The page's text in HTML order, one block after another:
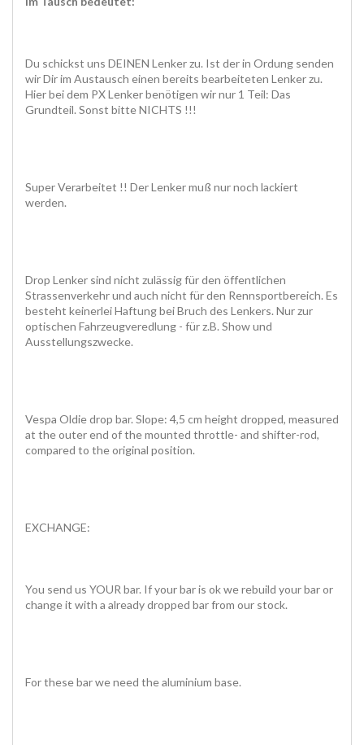
Du schickst uns DEINEN Lenker zu. Ist der in Ordung senden
wir Dir im Austausch einen bereits bearbeiteten Lenker zu.
Hier bei dem PX Lenker benötigen wir nur 1 Teil: Das
Grundteil. Sonst bitte NICHTS !!!
Super Verarbeitet !! Der Lenker muß nur noch lackiert
werden.
Drop Lenker sind nicht zulässig für den öffentlichen
Strassenverkehr und auch nicht für den Rennsportbereich. Es
besteht keinerlei Haftung bei Bruch des Lenkers. Nur zur
optischen Fahrzeugveredlung - für z.B. Show und
Ausstellungszwecke.
Vespa Oldie drop bar. Slope: 4,5 cm height dropped, measured
at the outer end of the mounted throttle- and shifter-rod,
compared to the original position.
EXCHANGE:
You send us YOUR bar. If your bar is ok we rebuild your bar or
change it with a already dropped bar from our stock.
For these bar we need the aluminium base.